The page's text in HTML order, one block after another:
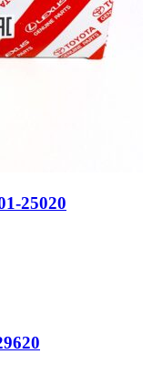
25020